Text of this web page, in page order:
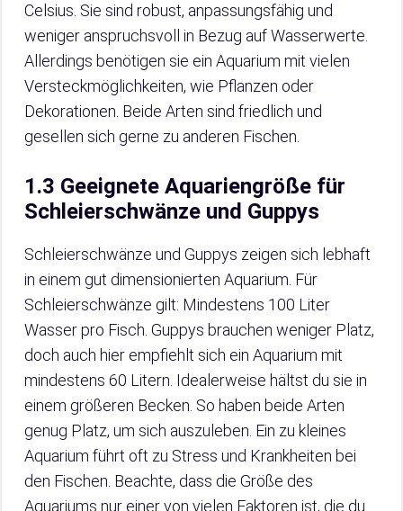
Celsius. Sie sind robust, anpassungsfähig und
weniger anspruchsvoll in Bezug auf Wasserwerte.
Allerdings benötigen sie ein Aquarium mit vielen
Versteckmöglichkeiten, wie Pflanzen oder
Dekorationen. Beide Arten sind friedlich und
gesellen sich gerne zu anderen Fischen.
1.3 Geeignete Aquariengröße für
Schleierschwänze und Guppys
Schleierschwänze und Guppys zeigen sich lebhaft
in einem gut dimensionierten Aquarium. Für
Schleierschwänze gilt: Mindestens 100 Liter
Wasser pro Fisch. Guppys brauchen weniger Platz,
doch auch hier empfiehlt sich ein Aquarium mit
mindestens 60 Litern. Idealerweise hältst du sie in
einem größeren Becken. So haben beide Arten
genug Platz, um sich auszuleben. Ein zu kleines
Aquarium führt oft zu Stress und Krankheiten bei
den Fischen. Beachte, dass die Größe des
Aquariums nur einer von vielen Faktoren ist, die du